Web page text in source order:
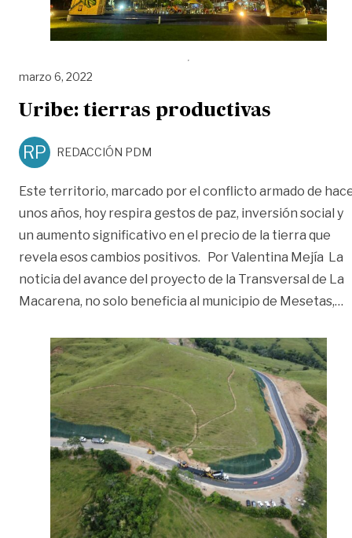
marzo 6, 2022
Uribe: tierras productivas
RP REDACCIÓN PDM
Este territorio, marcado por el conflicto armado de
unos años, hoy respira gestos de paz, inversión social y
un aumento significativo en el precio de la tierra que
revela esos cambios positivos. Por Valentina Mejía La
noticia del avance del proyecto de la Transversal de La
Macarena, no solo beneficia al municipio de Mesetas,…